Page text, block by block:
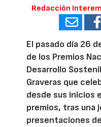
Redacción
El pasado día 26
de los Premios
Desarrollo
Graveras que
desde sus inicios
premios, tras una
presentaciones